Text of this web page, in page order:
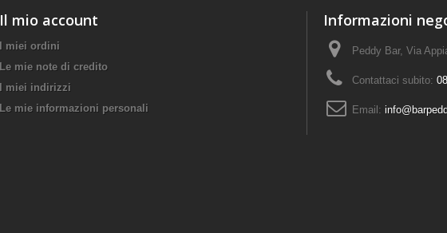
Il mio account
I miei ordini
Le mie note di credito
I miei indirizzi
Le mie informazioni personali
Informazioni
Peddy Bar, Via
Contattaci subito:
Email: